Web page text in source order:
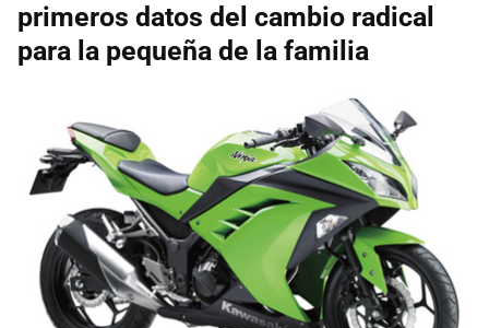
primeros datos del cambio radical
para la pequeña de la familia